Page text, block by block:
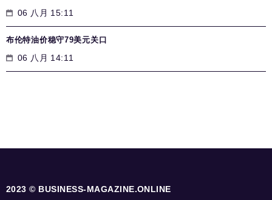
06 八月 15:11
布伦特油价稳守79美元关口
06 八月 14:11
2023 © BUSINESS-MAGAZINE.ONLINE